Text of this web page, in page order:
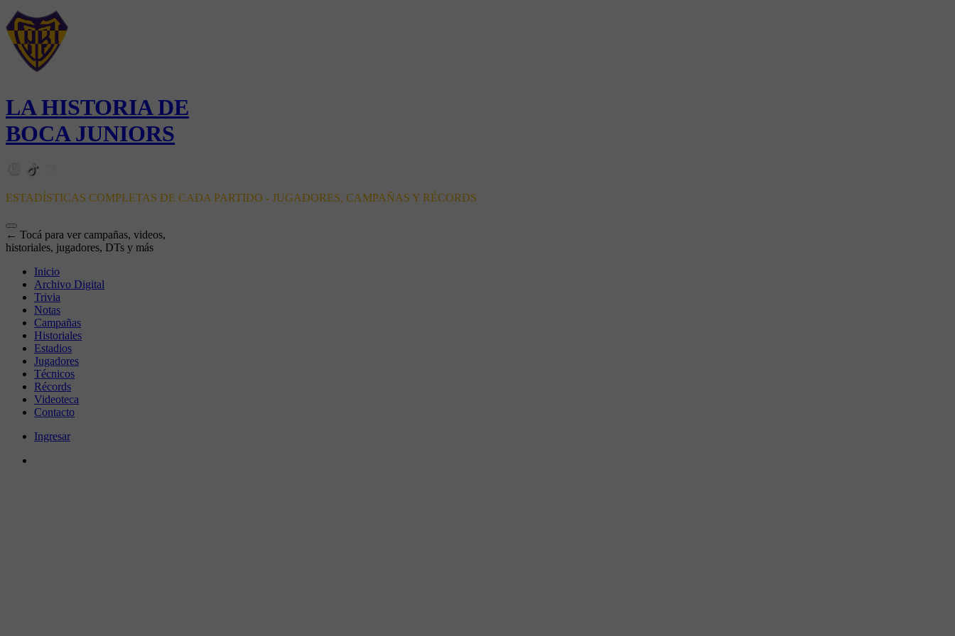
LA HISTORIA DE
BOCA JUNIORS
ESTADÍSTICAS COMPLETAS DE CADA PARTIDO - JUGADORES, CAMPAÑAS Y RÉCORDS
← Tocá para ver campañas, videos,
historiales, jugadores, DTs y más
Inicio
Archivo Digital
Trivia
Notas
Campañas
Historiales
Estadios
Jugadores
Técnicos
Récords
Videoteca
Contacto
Ingresar